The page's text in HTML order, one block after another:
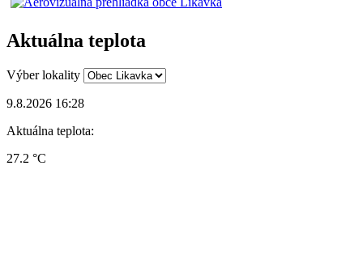
Aktuálna teplota
Výber lokality
9.8.2026 16:28
Aktuálna teplota:
27.2 °C